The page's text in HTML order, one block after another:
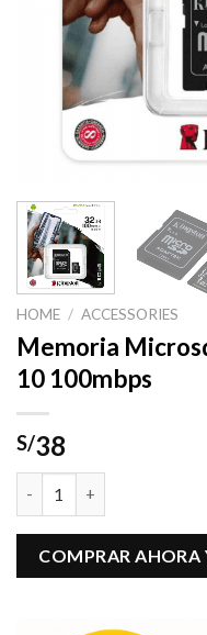
HOME / ACCESSORIES
Memoria
10 100mbps
S/38
COMPRAR AHORA